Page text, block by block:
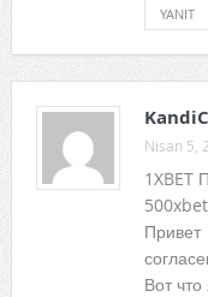
YANIT
Nisan 5,
1XBET
Привет
Вот